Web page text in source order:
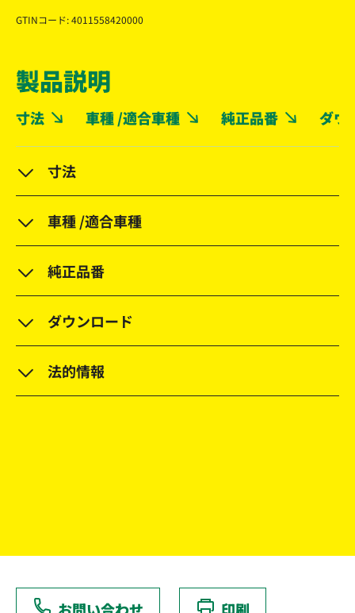
GTINコード: 4011558420000
製品説明
寸法 車種 /適合車種 純正品番 ダウ
寸法
車種 /適合車種
純正品番
ダウンロード
法的情報